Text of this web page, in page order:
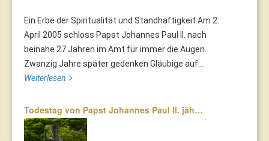
Ein Erbe der Spiritualität und Standhaftigkeit Am 2.
April 2005 schloss Papst Johannes Paul II. nach
beinahe 27 Jahren im Amt für immer die Augen.
Zwanzig Jahre später gedenken Gläubige auf...
Weiterlesen
Todestag von Papst Johannes Paul II. jäh…